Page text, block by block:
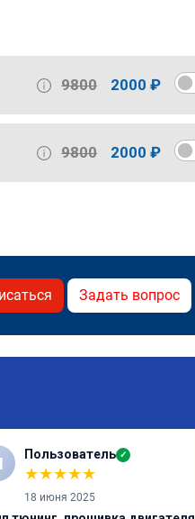
9800 2000 ₽
9800 2000 ₽
Задать вопрос
Пользователь ✓
★★★★★
18 июня 2025